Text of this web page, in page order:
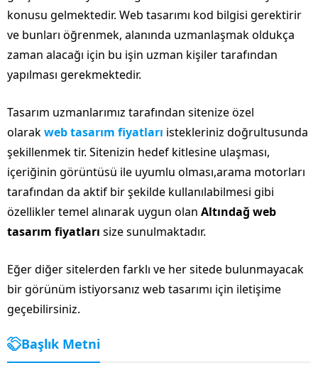
konusu gelmektedir. Web tasarımı kod bilgisi gerektirir
ve bunları öğrenmek, alanında uzmanlaşmak oldukça
zaman alacağı için bu işin uzman kişiler tarafından
yapılması gerekmektedir.
Tasarım uzmanlarımız tarafından sitenize özel
olarakweb tasarım fiyatları istekleriniz doğrultusunda
şekillenmek tir. Sitenizin hedef kitlesine ulaşması,
içeriğinin görüntüsü ile uyumlu olması,arama motorları
tarafından da aktif bir şekilde kullanılabilmesi gibi
özellikler temel alınarak uygun olan Altındağ web
tasarım fiyatları size sunulmaktadır.
Eğer diğer sitelerden farklı ve her sitede bulunmayacak
bir görünüm istiyorsanız web tasarımı için iletişime
geçebilirsiniz.
Başlık Metni